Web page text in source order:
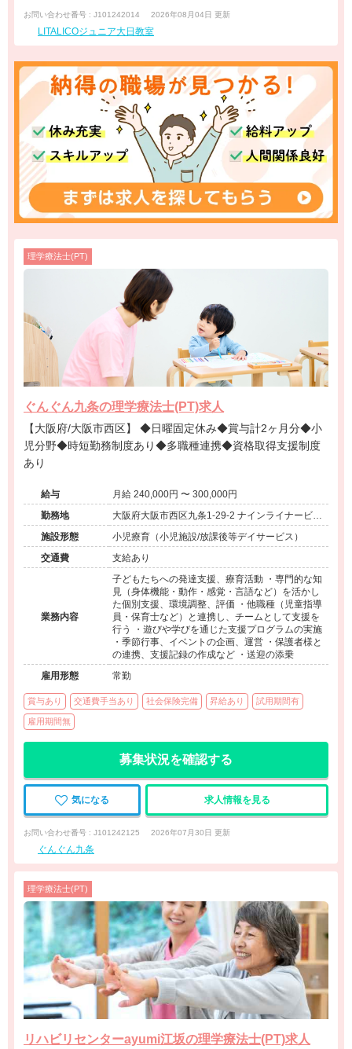
お問い合わせ番号 : J101242014 2026年08月04日 更新
LITALICOジュニア大日教室
理学療法士(PT)
ぐんぐん九条の理学療法士(PT)求人
【大阪府/大阪市西区】 ◆日曜固定休み◆賞与計2ヶ月分◆小
児分野◆時短勤務制度あり◆多職種連携◆資格取得支援制度
あり
給与
月給 240,000円 〜 300,000円
勤務地
大阪府大阪市西区九条1-29-2 ナインライナービル
3階
施設形態
小児療育（小児施設/放課後等デイサービス）
交通費
支給あり
業務内容
子どもたちへの発達支援、療育活動 ・専門的な知
見（身体機能・動作・感覚・言語など）を活かし
た個別支援、環境調整、評価 ・他職種（児童指導
員・保育士など）と連携し、チームとして支援を
行う ・遊びや学びを通じた支援プログラムの実施
・季節行事、イベントの企画、運営 ・保護者様と
の連携、支援記録の作成など ・送迎の添乗
雇用形態
常勤
賞与あり 交通費手当あり 社会保険完備 昇給あり 試用期間有
雇用期間無
募集状況を確認する
気になる 求人情報を見る
お問い合わせ番号 : J101242125 2026年07月30日 更新
ぐんぐん九条
理学療法士(PT)
リハビリセンターayumi江坂の理学療法士(PT)求人